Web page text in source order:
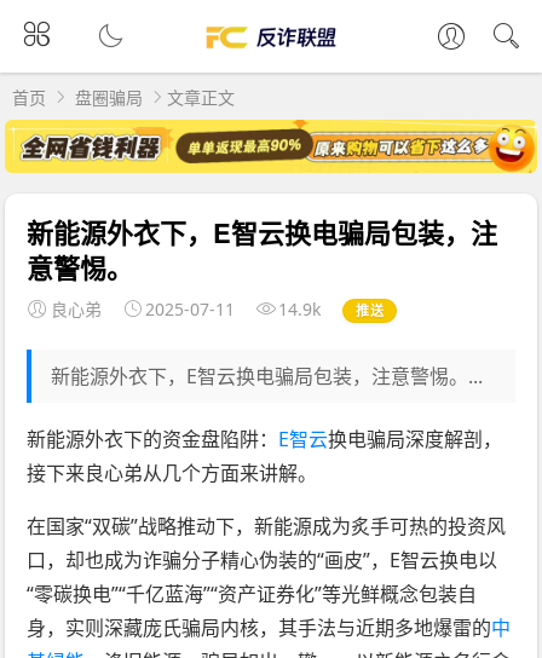
首页 盘圈骗局 文章正文
新能源外衣下，E智云换电骗局包装，注
意警惕。
良心弟 2025-07-11 14.9k 推送
新能源外衣下，E智云换电骗局包装，注意警惕。...
新能源外衣下的资金盘陷阱： E智云换电骗局深度解剖，
接下来良心弟从几个方面来讲解。
在国家“双碳”战略推动下，新能源成为炙手可热的投资风
口，却也成为诈骗分子精心伪装的“画皮”，E智云换电以
“零碳换电”“千亿蓝海”“资产证券化”等光鲜概念包装自
身，实则深藏庞氏骗局内核，其手法与近期多地爆雷的中